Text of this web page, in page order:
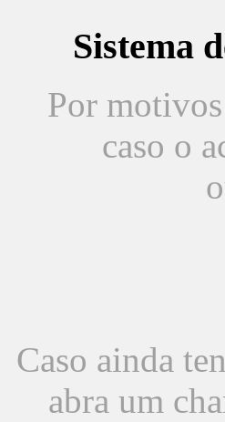
Sistema
Por
caso o
Caso ainda
abra um